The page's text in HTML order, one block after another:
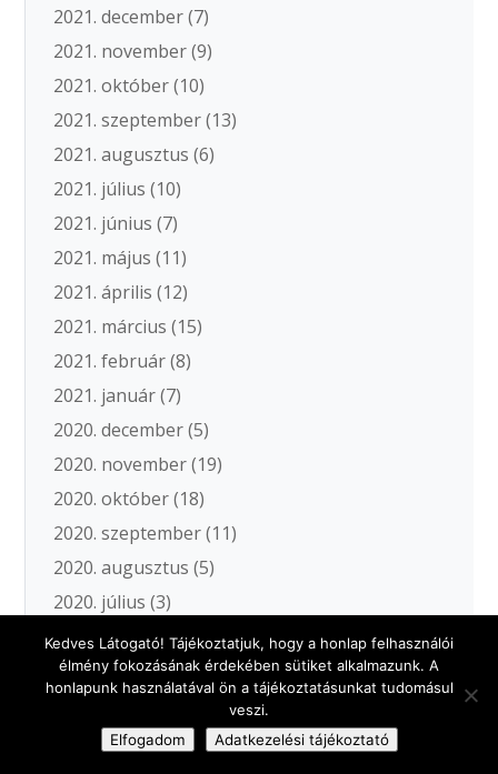
2021. december(7)
2021. november(9)
2021. október(10)
2021. szeptember(13)
2021. augusztus (6)
2021. július (10)
2021. június (7)
2021. május (11)
2021. április (12)
2021. március (15)
2021. február(8)
2021. január(7)
2020. december(5)
2020. november(19)
2020. október(18)
2020. szeptember(11)
2020. augusztus (5)
2020. július (3)
2020. június(11)
2020. május(12)
2020. április
2020. március(18)
Kedves Látogató! Tájékoztatjuk, hogy a honlap felhasználói
élmény fokozásának érdekében sütiket alkalmazunk. A
honlapunk használatával ön a tájékoztatásunkat tudomásul
veszi.
Elfogadom
Adatkezelési tájékoztató